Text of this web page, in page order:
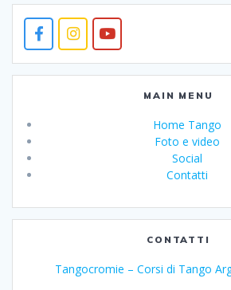
MAIN MENU
Home Tango
Foto e video
Social
Contatti
CONTATTI
Tangocromie – Corsi di Tango